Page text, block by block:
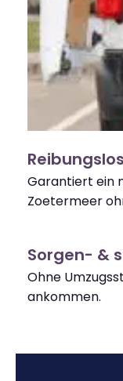
Garantiert ein
Zoetermeer
Sorgen- &
Ohne
ankommen.